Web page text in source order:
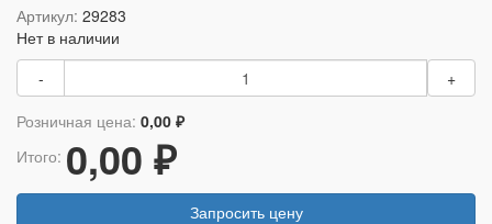
Артикул: 29283
Нет в наличии
-
+
Розничная цена: 0,00 ₽
Итого: 0,00 ₽
Запросить цену